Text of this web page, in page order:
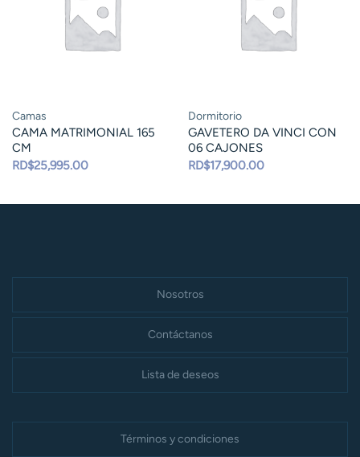
Camas
CAMA MATRIMONIAL 165
CM
RD$25,995.00
Dormitorio
GAVETERO DA VINCI CON
06 CAJONES
RD$17,900.00
Nosotros
Contáctanos
Lista de deseos
Términos y condiciones